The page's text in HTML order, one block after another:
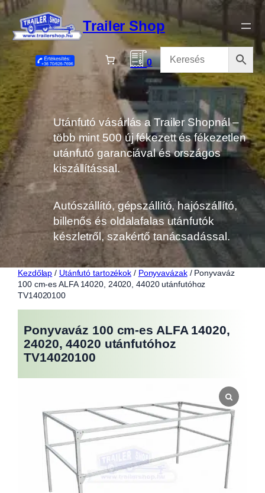
Ugrás
tartalomhoz
Trailer Shop
0
Utánfutó vásárlás a Trailer Shopnál –
több mint 500 új fékezett és fékezetlen
utánfutó garanciával és országos
kiszállítással.
Autószállító, gépszállító, hajószállító,
billenős és oldalafalas utánfutók
készletről, szakértő tanácsadással.
Kezdőlap / Utánfutó tartozékok / Ponyvavázak/ Ponyvaváz
100 cm-es ALFA 14020, 24020, 44020 utánfutóhoz
TV14020100
Ponyvaváz 100 cm-es ALFA 14020,
24020, 44020 utánfutóhoz
TV14020100